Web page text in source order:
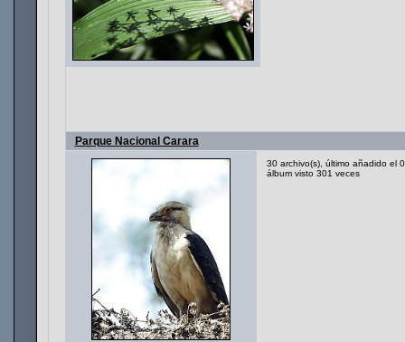
Parque Nacional Carara
30 archivo(s), último añadido el
álbum visto 301 veces